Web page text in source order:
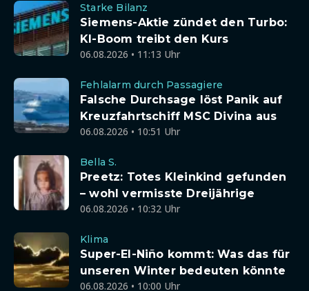
Starke Bilanz
Siemens-Aktie zündet den Turbo:
KI-Boom treibt den Kurs
06.08.2026 • 11:13 Uhr
Fehlalarm durch Passagiere
Falsche Durchsage löst Panik auf
Kreuzfahrtschiff MSC Divina aus
06.08.2026 • 10:51 Uhr
Bella S.
Preetz: Totes Kleinkind gefunden
– wohl vermisste Dreijährige
06.08.2026 • 10:32 Uhr
Klima
Super-El-Niño kommt: Was das für
unseren Winter bedeuten könnte
06.08.2026 • 10:00 Uhr